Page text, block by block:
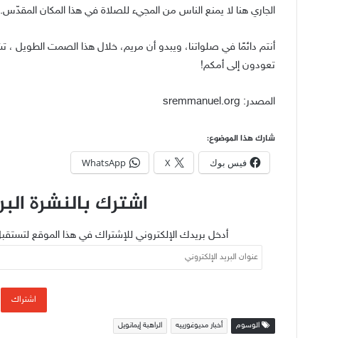
الجاري هنا لا يمنع الناس من المجيء للصلاة في هذا المكان المقدّس.
أنتم دائمًا في صلواتنا، ويبدو أن مريم، خلال هذا الصمت الطويل ،
تعودون إلى أمكم!
المصدر: sremmanuel.org
شارك هذا الموضوع:
فيس بوك X
WhatsApp
اشترك بالنشرة
أدخل بريدك الإلكتروني للإشتراك في هذا الموقع
عنوان
البريد
اشتراك
الوسوم أخبار مديوغورييه الراهبة إيمانويل